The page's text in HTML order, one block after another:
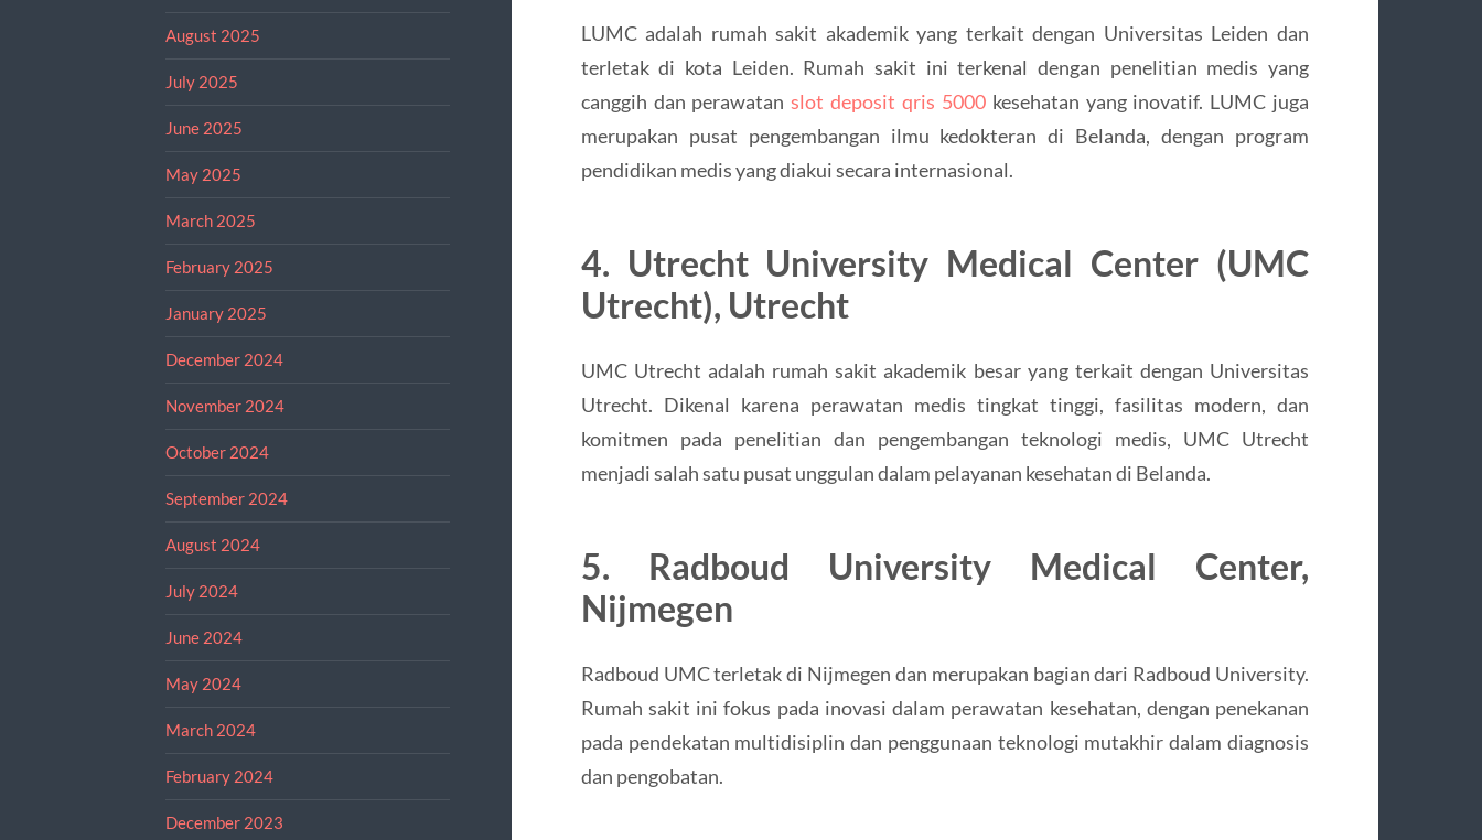
August 2025
July 2025
June 2025
May 2025
March 2025
February 2025
January 2025
December 2024
November 2024
October 2024
September 2024
August 2024
July 2024
June 2024
May 2024
March 2024
February 2024
December 2023
LUMC adalah rumah sakit akademik yang terkait dengan Universitas Leiden dan
terletak di kota Leiden. Rumah sakit ini terkenal dengan penelitian medis yang
canggih dan perawatanslot deposit qris 5000kesehatan yang inovatif. LUMC juga
merupakan pusat pengembangan ilmu kedokteran di Belanda, dengan program
pendidikan medis yang diakui secara internasional.
4. Utrecht University Medical Center (UMC
Utrecht), Utrecht
UMC Utrecht adalah rumah sakit akademik besar yang terkait dengan Universitas
Utrecht. Dikenal karena perawatan medis tingkat tinggi, fasilitas modern, dan
komitmen pada penelitian dan pengembangan teknologi medis, UMC Utrecht
menjadi salah satu pusat unggulan dalam pelayanan kesehatan di Belanda.
5. Radboud University Medical Center,
Nijmegen
Radboud UMC terletak di Nijmegen dan merupakan bagian dari Radboud University.
Rumah sakit ini fokus pada inovasi dalam perawatan kesehatan, dengan penekanan
pada pendekatan multidisiplin dan penggunaan teknologi mutakhir dalam diagnosis
dan pengobatan.